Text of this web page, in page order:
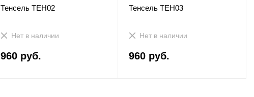
Тенсель ТЕН02
Нет в наличии
960 руб.
Тенсель ТЕН03
Нет в наличии
960 руб.